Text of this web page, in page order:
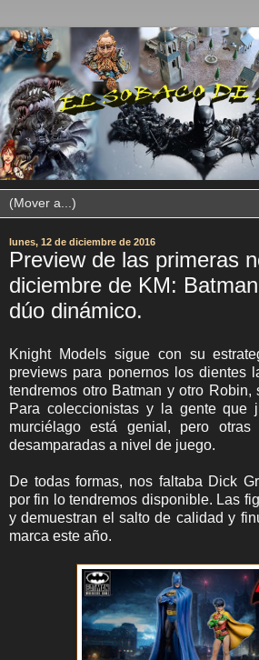
lunes, 12 de diciembre de 2016
Preview de las primeras
diciembre de KM:
dúo dinámico.
Knight Models sigue con su
previews para ponernos los dientes
tendremos otro Batman y otro Robin,
Para coleccionistas y la gente que
murciélago está genial, pero
desamparadas a nivel de juego.
De todas formas, nos faltaba Dick
por fin lo tendremos disponible. Las
y demuestran el salto de calidad y
marca este año.